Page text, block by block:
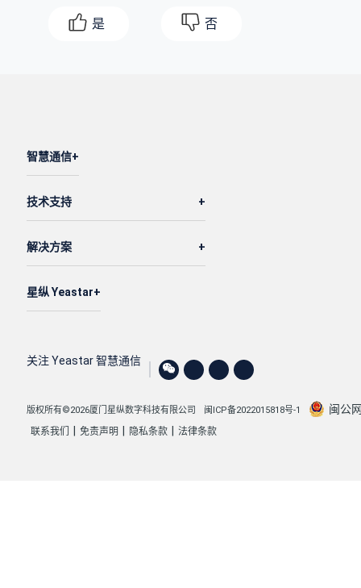
是 否
智慧通信
技术支持
解决方案
星纵 Yeastar
关注 Yeastar 智慧通信
版权所有©2026厦门星纵数字科技有限公司 闽ICP备2022015818号-1 闽公
联系我们 免责声明 隐私条款 法律条款